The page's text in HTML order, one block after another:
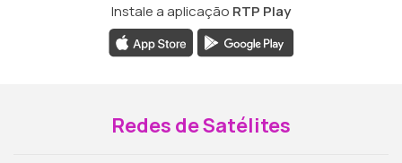
Instale a aplicação RTP Play
Redes de Satélites